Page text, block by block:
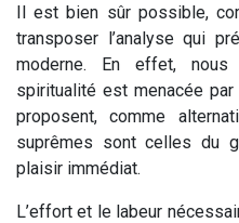
Il est bien sûr possible,
transposer l’analyse qui
moderne. En effet,
spiritualité est menacée
proposent, comme
suprêmes sont celles du
plaisir immédiat.
L’effort et le labeur